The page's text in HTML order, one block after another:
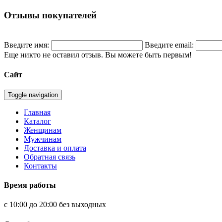
Отзывы покупателей
Введите имя: Введите email:
Еще никто не оставил отзыв. Вы можете быть первым!
Сайт
Toggle navigation
Главная
Каталог
Женщинам
Мужчинам
Доставка и оплата
Обратная связь
Контакты
Время работы
с 10:00 до 20:00 без выходных